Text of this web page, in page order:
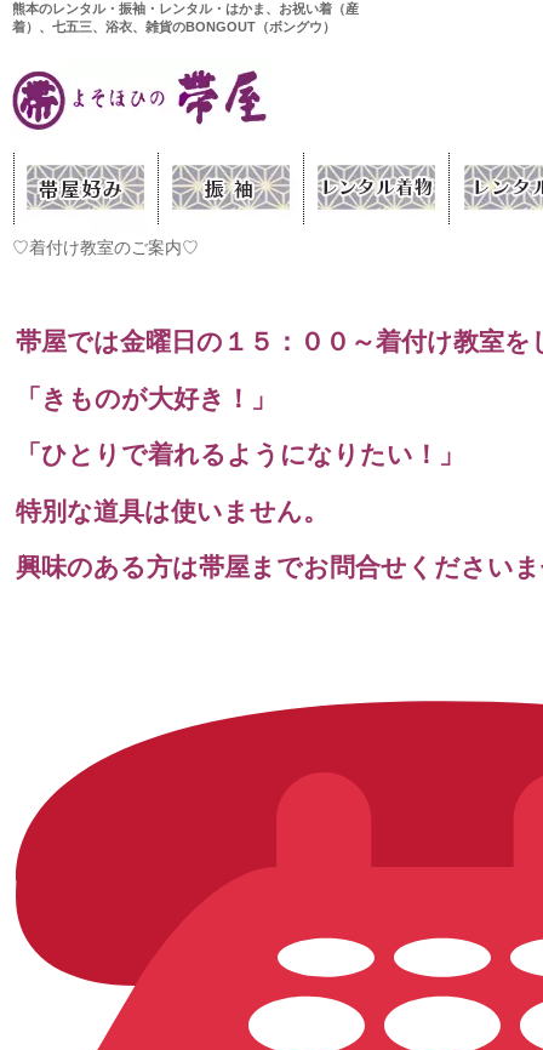
熊本のレンタル・振袖・レンタル・はかま、お祝い着（産
着）、七五三、浴衣、雑貨のBONGOUT（ボングウ）
♡着付け教室のご案内♡
帯屋では金曜日の１５：００～着付け教室
「きものが大好き！」
「ひとりで着れるようになりたい！」
特別な道具は使いません。
興味のある方は帯屋までお問合せください